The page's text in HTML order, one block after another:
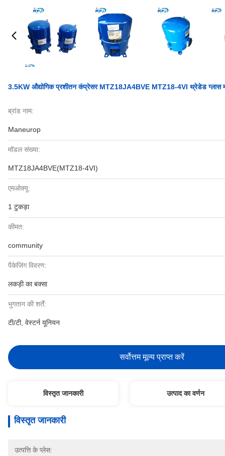
3.5KW औद्योगिक प्रशीतन कंप्रेसर MTZ18JA4BVE MTZ18-4VI थ्रेडेड ग्लास
ब्रांड नाम:
Maneurop
मॉडल संख्या:
MTZ18JA4BVE(MTZ18-4VI)
एमओक्यू:
1 टुकड़ा
कीमत:
community
पैकेजिंग विवरण:
लकड़ी का बक्सा
भुगतान की शर्तें:
टी/टी, वेस्टर्न यूनियन
सर्वोत्तम मूल्य प्राप्त करें
विस्तृत जानकारी उत्पाद का वर्णन
विस्तृत जानकारी
उत्पत्ति के प्लेस: